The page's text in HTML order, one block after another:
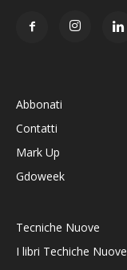
Abbonati
Contatti
Mark Up
Gdoweek
Tecniche Nuove
I libri Techiche Nuove